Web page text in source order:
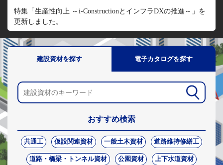
特集「生産性向上 ～i-ConstructionとインフラDXの推進～」を
更新しました。
建設資材を探す 電子カタログを探す
おすすめ検索
共通工 仮設関連資材 一般土木資材 道路維持修繕工
道路・橋梁・トンネル資材 公園資材 上下水道資材